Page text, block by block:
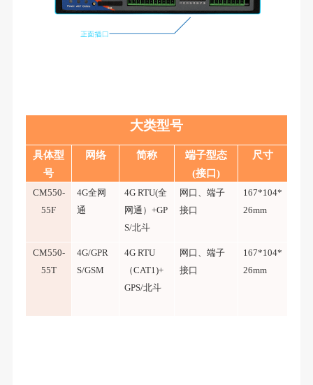
大类型号
具体型
号
网络 简称
端子型态
(接口)
尺寸
CM550-
55F
4G全网
通
4G RTU(全
网通）+GP
S/北斗
网口、端子
接口
167*104*
26mm
CM550-
55T
4G/GPR
S/GSM
4G RTU
（CAT1)+
GPS/北斗
网口、端子
接口
167*104*
26mm